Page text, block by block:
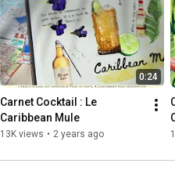
0:24
Carnet Cocktail : Le
Caribbean Mule
13K views • 2 years ago